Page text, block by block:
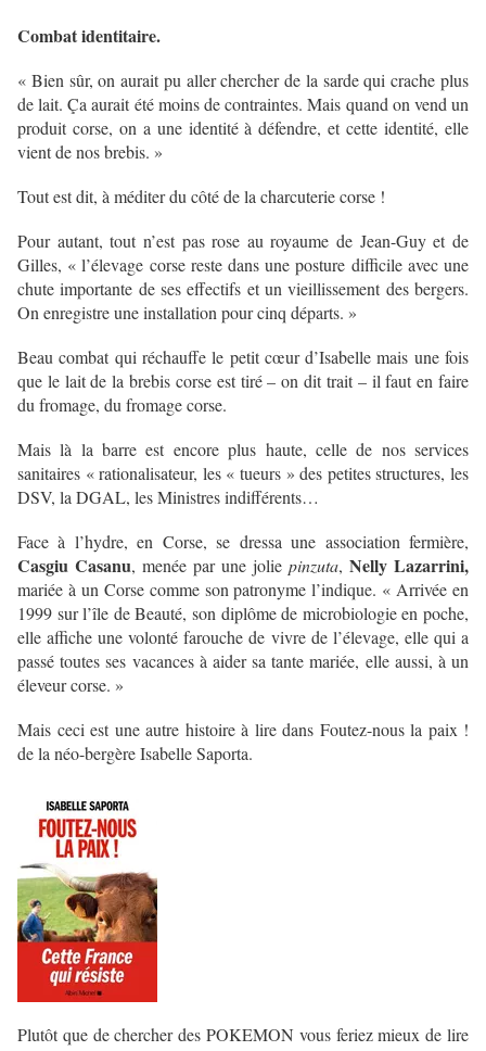
Combat identitaire.
« Bien sûr, on aurait pu aller chercher de la sarde qui crache plus
de lait. Ça aurait été moins de contraintes. Mais quand on vend un
produit corse, on a une identité à défendre, et cette identité, elle
vient de nos brebis. »
Tout est dit, à méditer du côté de la charcuterie corse !
Pour autant, tout n’est pas rose au royaume de Jean-Guy et de
Gilles, « l’élevage corse reste dans une posture difficile avec une
chute importante de ses effectifs et un vieillissement des bergers.
On enregistre une installation pour cinq départs. »
Beau combat qui réchauffe le petit cœur d’Isabelle mais une fois
que le lait de la brebis corse est tiré – on dit trait – il faut en faire
du fromage, du fromage corse.
Mais là la barre est encore plus haute, celle de nos services
sanitaires « rationalisateur, les « tueurs » des petites structures, les
DSV, la DGAL, les Ministres indifférents…
Face à l’hydre, en Corse, se dressa une association fermière,
Casgiu Casanu, menée par une jolie pinzuta, Nelly Lazarrini,
mariée à un Corse comme son patronyme l’indique. « Arrivée en
1999 sur l’île de Beauté, son diplôme de microbiologie en poche,
elle affiche une volonté farouche de vivre de l’élevage, elle qui a
passé toutes ses vacances à aider sa tante mariée, elle aussi, à un
éleveur corse. »
Mais ceci est une autre histoire à lire dans Foutez-nous la paix !
de la néo-bergère Isabelle Saporta.
Plutôt que de chercher des POKEMON vous feriez mieux de lire